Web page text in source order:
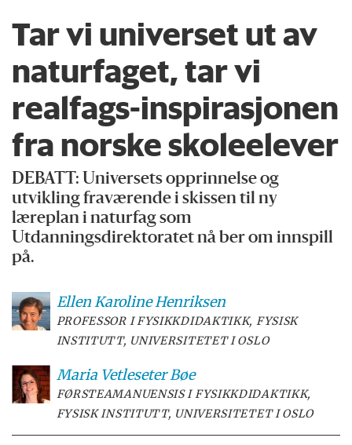
Tar vi universet ut av
naturfaget, tar vi
realfags-inspirasjonen
fra norske skoleelever
DEBATT: Universets opprinnelse og
utvikling fraværende i skissen til ny
læreplan i naturfag som
Utdanningsdirektoratet nå ber om innspill
på.
Ellen KarolineHenriksen
PROFESSOR I FYSIKKDIDAKTIKK, FYSISK
INSTITUTT, UNIVERSITETET I OSLO
Maria VetleseterBøe
FØRSTEAMANUENSIS I FYSIKKDIDAKTIKK,
FYSISK INSTITUTT, UNIVERSITETET I OSLO